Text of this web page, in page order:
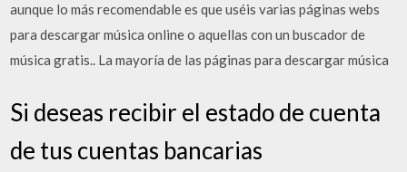
aunque lo más recomendable es que uséis varias páginas webs
para descargar música online o aquellas con un buscador de
música gratis.. La mayoría de las páginas para descargar música
Si deseas recibir el estado de cuenta
de tus cuentas bancarias